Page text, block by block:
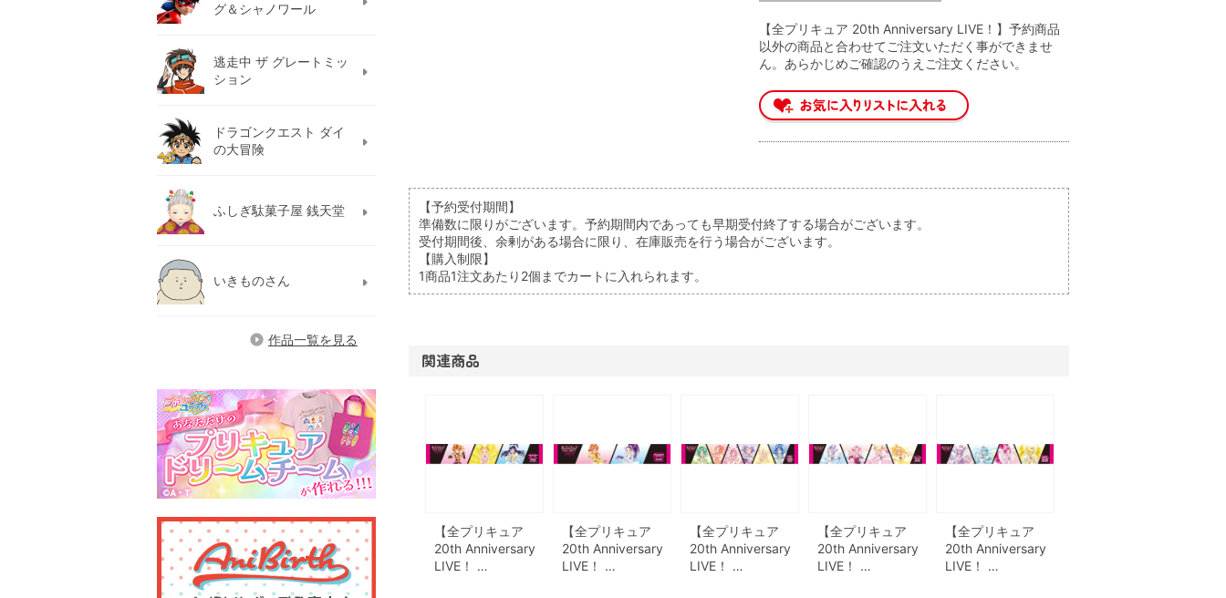
【全プリキュア 20th Anniversary LIVE！】予約商品
以外の商品と合わせてご注文いただく事ができませ
ん。あらかじめご確認のうえご注文ください。
【予約受付期間】
準備数に限りがございます。予約期間内であっても早期受付終了する場合がございます。
受付期間後、余剰がある場合に限り、在庫販売を行う場合がございます。
【購入制限】
1商品1注文あたり2個までカートに入れられます。
関連商品
【全プリキュア
20th Anniversary
LIVE！ …
【全プリキュア
20th Anniversary
LIVE！ …
【全プリキュア
20th Anniversary
LIVE！ …
【全プリキュア
20th Anniversary
LIVE！ …
【全プリキュア
20th Anniversary
LIVE！ …
グ＆シャノワール
逃走中 ザ グレートミッ
ション
ドラゴンクエスト ダイ
の大冒険
ふしぎ駄菓子屋 銭天堂
いきものさん
作品一覧を見る